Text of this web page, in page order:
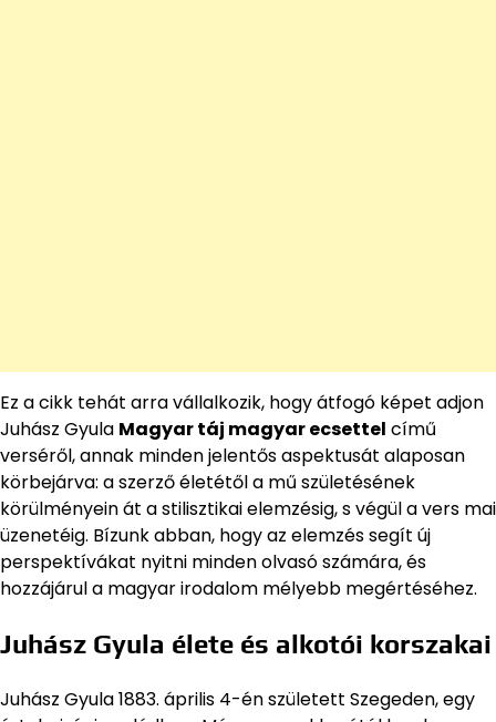
Ez a cikk tehát arra vállalkozik, hogy átfogó képet adjon
Juhász Gyula Magyar táj magyar ecsettel című
verséről, annak minden jelentős aspektusát alaposan
körbejárva: a szerző életétől a mű születésének
körülményein át a stilisztikai elemzésig, s végül a vers mai
üzenetéig. Bízunk abban, hogy az elemzés segít új
perspektívákat nyitni minden olvasó számára, és
hozzájárul a magyar irodalom mélyebb megértéséhez.
Juhász Gyula élete és alkotói korszakai
Juhász Gyula 1883. április 4-én született Szegeden, egy